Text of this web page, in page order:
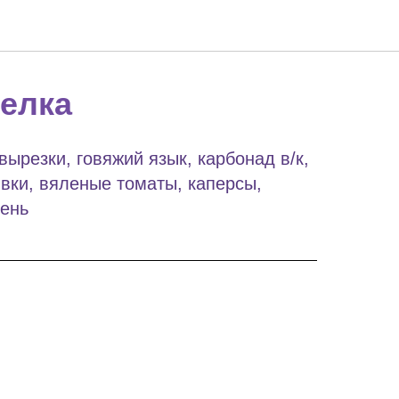
говяжий язык, карбонад в/к,
вяленые томаты, каперсы,